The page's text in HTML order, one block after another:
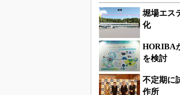
堀場エス
化
HORIBA
を検討
不定期に
作所